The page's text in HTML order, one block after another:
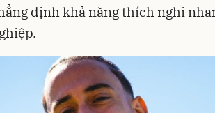
định khả năng thích nghi